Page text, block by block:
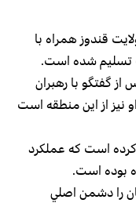
قندوز همراه با
تسليم شده است.
گفتگو با رهبران
نيز از اين منطقه است
كرده است كه عملكرد
بوده است.
را دشمن اصلي